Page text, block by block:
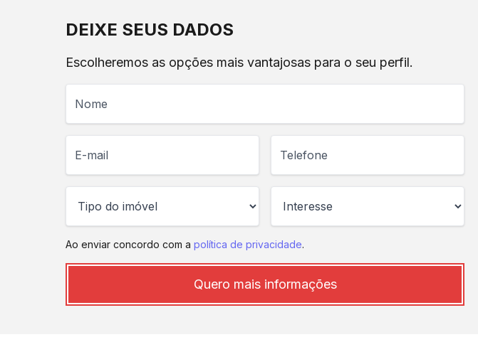
DEIXE SEUS DADOS
Escolheremos as opções mais vantajosas para o seu perfil.
Ao enviar concordo com a política de privacidade.
Quero mais informações